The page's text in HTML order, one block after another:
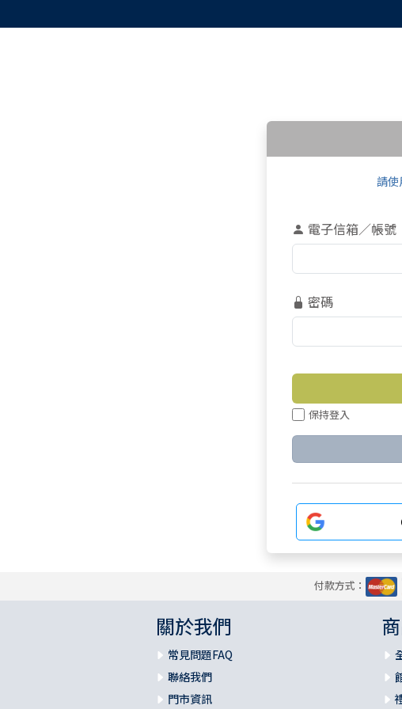
請使
電子信箱／帳號
密碼
保持登入
付款方式：
關於我們
常見問題FAQ
聯絡我們
門市資訊